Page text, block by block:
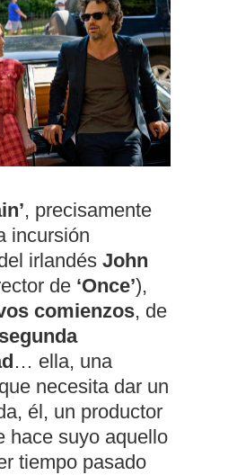
, precisamente
incursión
irlandés John
de ‘Once’),
comienzos, de
… ella, una
necesita dar un
él, un productor
hace suyo aquello
tiempo pasado